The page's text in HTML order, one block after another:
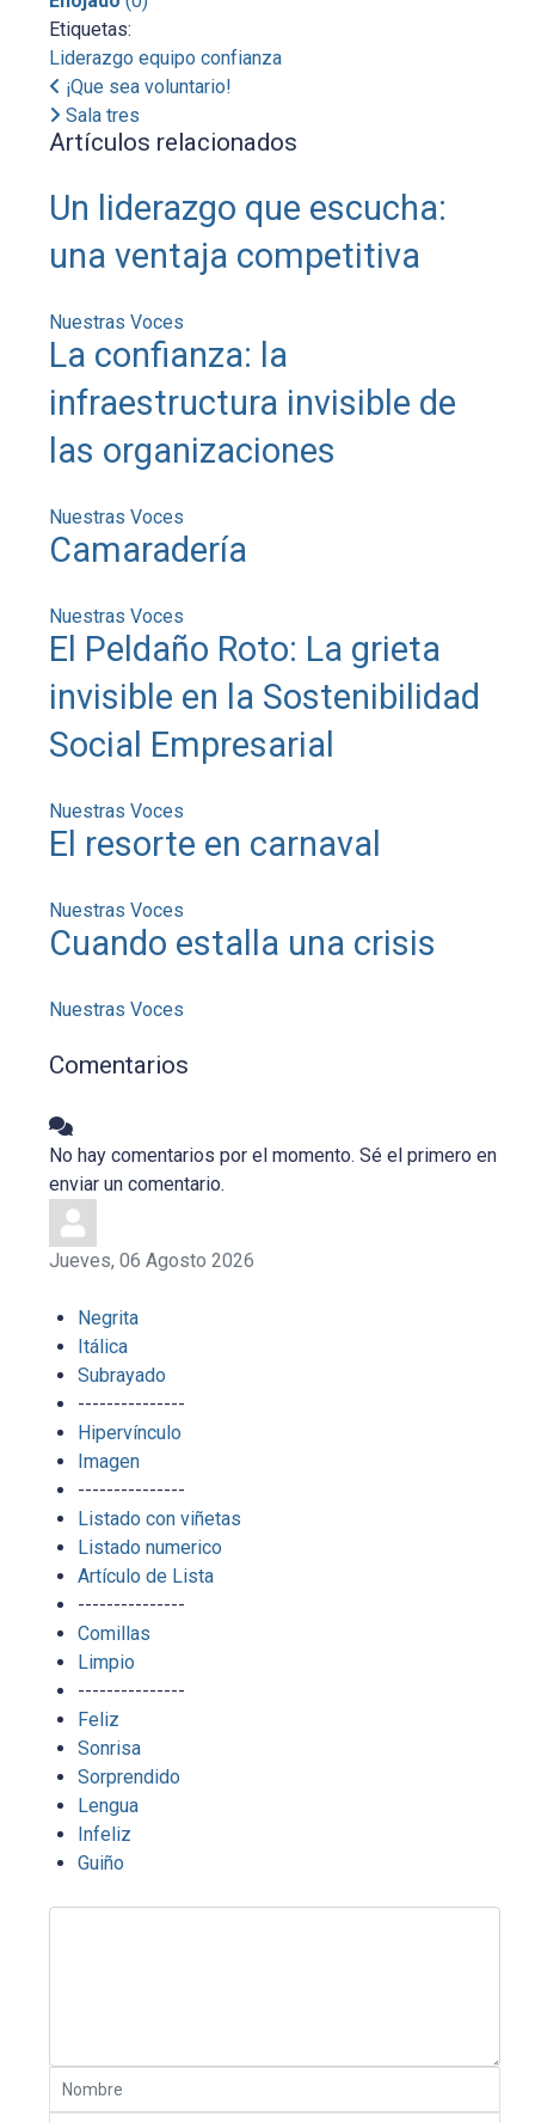
Etiquetas:
Liderazgo equipo confianza
¡Que sea voluntario!
Sala tres
Artículos relacionados
Un liderazgo que escucha:
una ventaja competitiva
Nuestras Voces
La confianza: la
infraestructura invisible de
las organizaciones
Nuestras Voces
Camaradería
Nuestras Voces
El Peldaño Roto: La grieta
invisible en la Sostenibilidad
Social Empresarial
Nuestras Voces
El resorte en carnaval
Nuestras Voces
Cuando estalla una crisis
Nuestras Voces
Comentarios
No hay comentarios por el momento. Sé el primero en
enviar un comentario.
Jueves, 06 Agosto 2026
Negrita
Itálica
Subrayado
---------------
Hipervínculo
Imagen
---------------
Listado con viñetas
Listado numerico
Artículo de Lista
---------------
Comillas
Limpio
---------------
Feliz
Sonrisa
Sorprendido
Lengua
Infeliz
Guiño